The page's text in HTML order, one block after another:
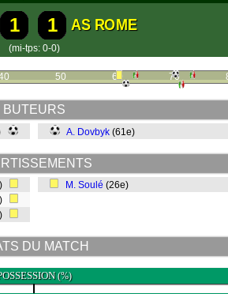
1 1 AS ROME
(mi-tps: 0-0)
50 60 70
BUTEURS
A. Dovbyk (61e)
M. Soulé (26e)
DU MATCH
(%)